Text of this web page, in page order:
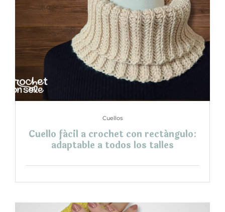
Cuellos
Cuello fácil a crochet con rectángulo:
adaptable a todos los talles